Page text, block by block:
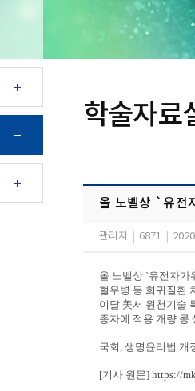
학술자료
올 노벨상 `유전
관리자 6871
올 노벨상 `유전자
혈우병 등 희귀질환
이달 美서 원천기술
종자에 적용 개량 콩
국회, 생명윤리법 개
[기사 원문] https://